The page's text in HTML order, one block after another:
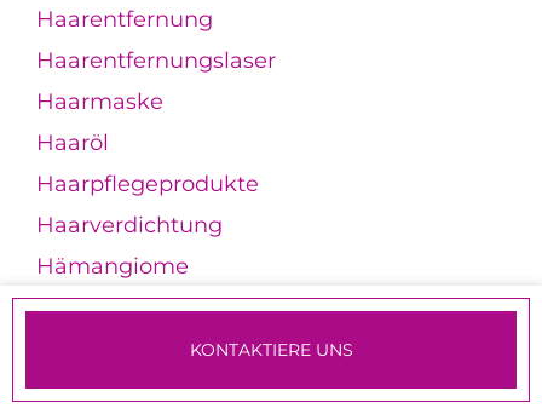
Haarentfernung
Haarentfernungslaser
Haarmaske
Haaröl
Haarpflegeprodukte
Haarverdichtung
Hämangiome
Handcreme
HandpeelingTERMINE & ANMELDUNG
KONTAKTIERE UNS